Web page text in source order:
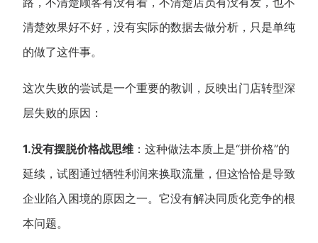
有赞云 数据通服务
清楚效果好不好，没有实际的数据去做分析，只是单纯
的做了这件事。
这次失败的尝试是一个重要的教训，反映出门店转型深
层失败的原因：
1.没有摆脱价格战思维 ：这种做法本质上是“拼价格”的
延续，试图通过牺牲利润来换取流量，但这恰恰是导致
企业陷入困境的原因之一。它没有解决同质化竞争的根
本问题。